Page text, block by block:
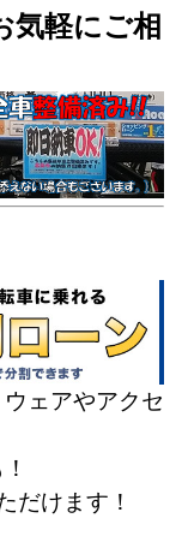
気軽にご相
ェアやアクセ
だけます！